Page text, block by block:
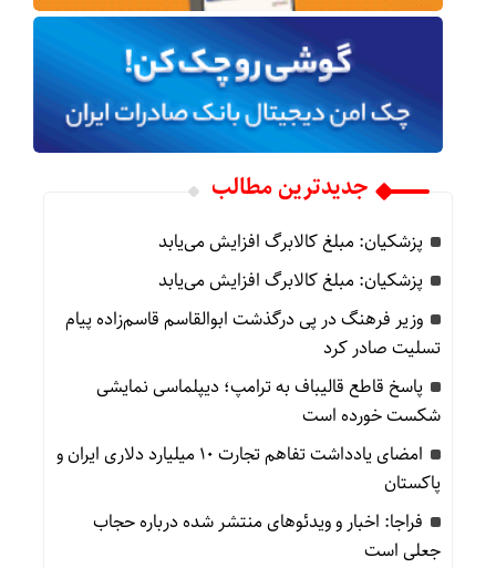
جدیدترین مطالب
پزشکیان: مبلغ کالابرگ افزایش می‌یابد
پزشکیان: مبلغ کالابرگ افزایش می‌یابد
وزیر فرهنگ در پی درگذشت ابوالقاسم قاسم‌زاده پیام
تسلیت صادر کرد
پاسخ قاطع قالیباف به ترامپ؛ دیپلماسی نمایشی
شکست خورده است
امضای یادداشت تفاهم تجارت ۱۰ میلیارد دلاری ایران و
پاکستان
فراجا: اخبار و ویدئوهای منتشر شده درباره حجاب
جعلی است